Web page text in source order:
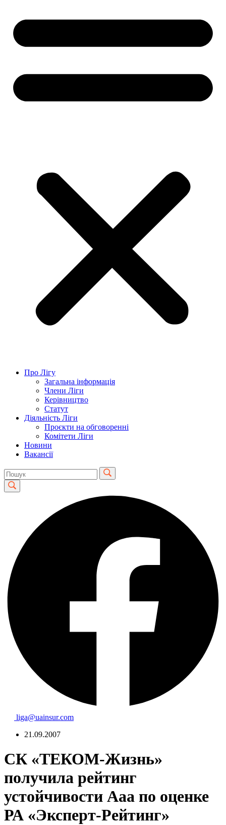
Про Лігу
Загальна інформація
Члени Ліги
Керівництво
Статут
Діяльність Ліги
Проєкти на обговоренні
Комітети Ліги
Новини
Вакансії
liga@uainsur.com
21.09.2007
СК «ТЕКОМ-Жизнь»
получила рейтинг
устойчивости Ааа по оценке
РА «Эксперт-Рейтинг»